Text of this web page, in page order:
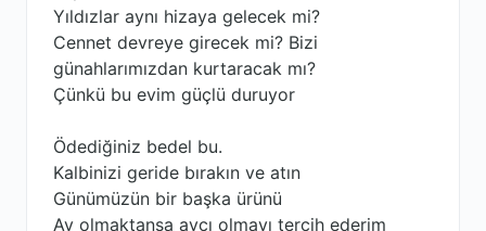
Yıldızlar aynı hizaya gelecek mi?
Cennet devreye girecek mi? Bizi
günahlarımızdan kurtaracak mı?
Çünkü bu evim güçlü duruyor
Ödediğiniz bedel bu.
Kalbinizi geride bırakın ve atın
Günümüzün bir başka ürünü
Av olmaktansa avcı olmayı tercih ederim